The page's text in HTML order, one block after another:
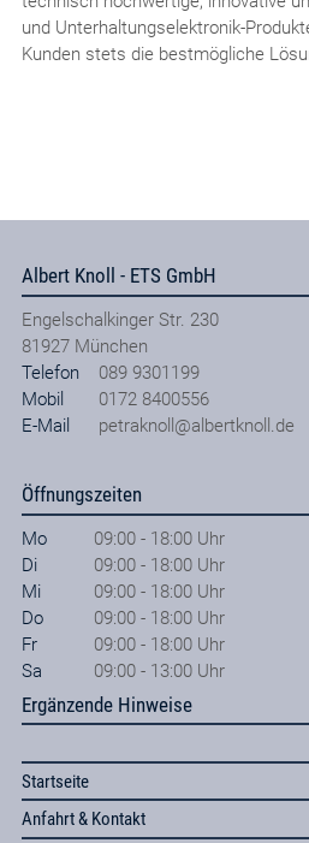
und Unterhaltungselektronik-
Kunden stets die bestmögliche
Albert Knoll - ETS GmbH
Engelschalkinger Str. 230
81927 München
Telefon
089 9301199
Mobil
0172 8400556
E-Mail
petraknoll@albertknoll.de
Öffnungszeiten
Mo
09:00 - 18:00 Uhr
Di
09:00 - 18:00 Uhr
Mi
09:00 - 18:00 Uhr
Do
09:00 - 18:00 Uhr
Fr
09:00 - 18:00 Uhr
Sa
09:00 - 13:00 Uhr
Ergänzende Hinweise
Startseite
Anfahrt & Kontakt